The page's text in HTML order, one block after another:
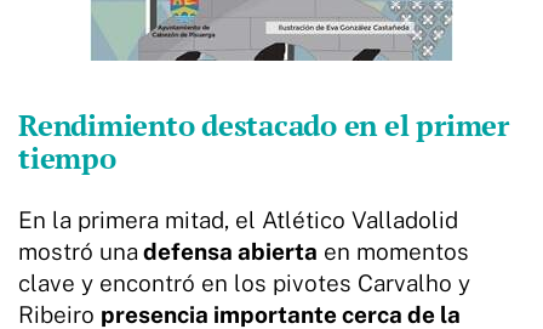
Rendimiento destacado en el primer
tiempo
En la primera mitad, el Atlético Valladolid
mostró una defensa abierta en momentos
clave y encontró en los pivotes Carvalho y
Ribeiro presencia importante cerca de la